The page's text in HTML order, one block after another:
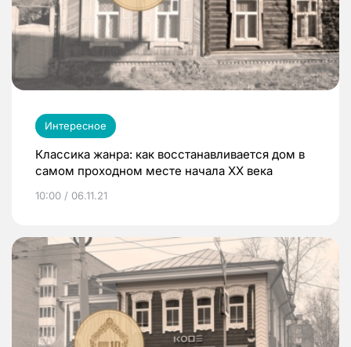
Интересное
Классика жанра: как восстанавливается дом в
самом проходном месте начала XX века
10:00 / 06.11.21